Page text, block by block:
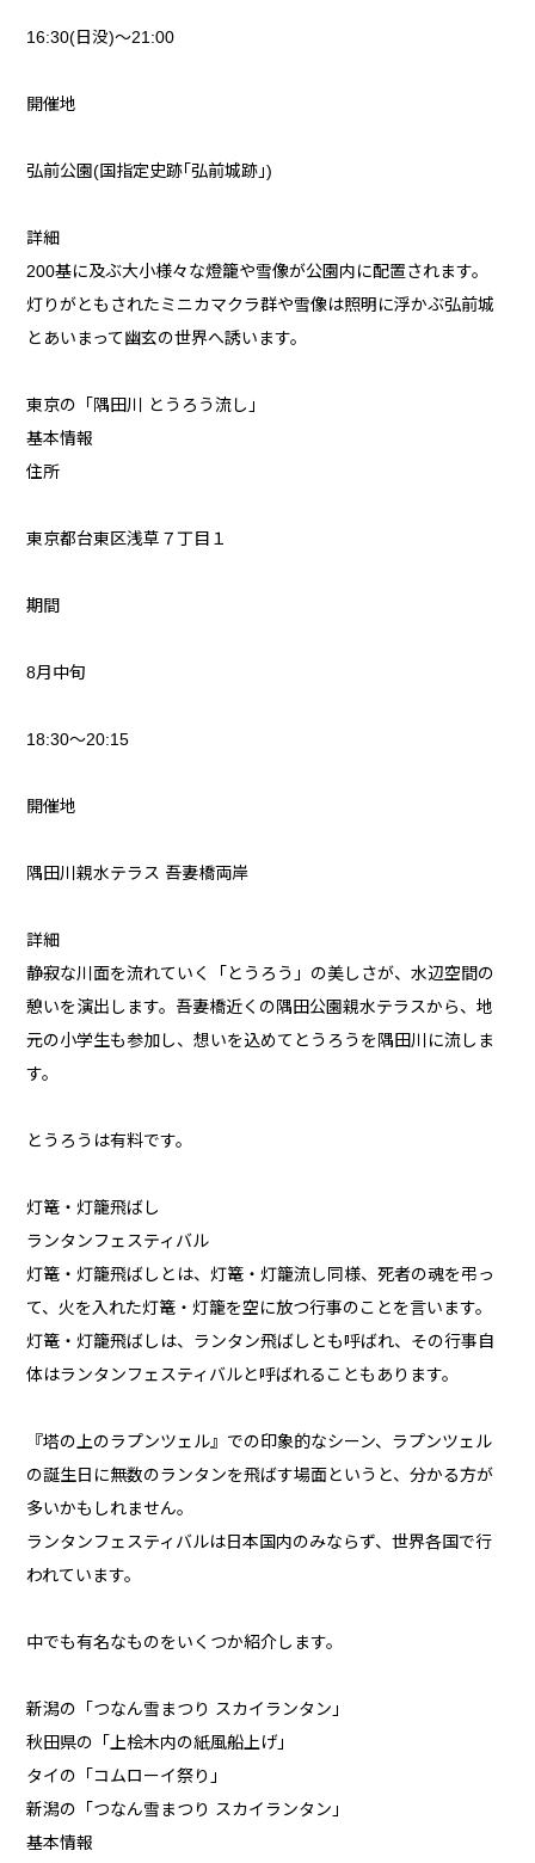
16:30(日没)～21:00
開催地
弘前公園(国指定史跡｢弘前城跡｣)
詳細
200基に及ぶ大小様々な燈籠や雪像が公園内に配置されます。
灯りがともされたミニカマクラ群や雪像は照明に浮かぶ弘前城
とあいまって幽玄の世界へ誘います。
東京の「隅田川 とうろう流し」
基本情報
住所
東京都台東区浅草７丁目１
期間
8月中旬
18:30～20:15
開催地
隅田川親水テラス 吾妻橋両岸
詳細
静寂な川面を流れていく「とうろう」の美しさが、水辺空間の
憩いを演出します。吾妻橋近くの隅田公園親水テラスから、地
元の小学生も参加し、想いを込めてとうろうを隅田川に流しま
す。
とうろうは有料です。
灯篭・灯籠飛ばし
ランタンフェスティバル
灯篭・灯籠飛ばしとは、灯篭・灯籠流し同様、死者の魂を弔っ
て、火を入れた灯篭・灯籠を空に放つ行事のことを言います。
灯篭・灯籠飛ばしは、ランタン飛ばしとも呼ばれ、その行事自
体はランタンフェスティバルと呼ばれることもあります。
『塔の上のラプンツェル』での印象的なシーン、ラプンツェル
の誕生日に無数のランタンを飛ばす場面というと、分かる方が
多いかもしれません。
ランタンフェスティバルは日本国内のみならず、世界各国で行
われています。
中でも有名なものをいくつか紹介します。
新潟の「つなん雪まつり スカイランタン」
秋田県の「上桧木内の紙風船上げ」
タイの「コムローイ祭り」
新潟の「つなん雪まつり スカイランタン」
基本情報